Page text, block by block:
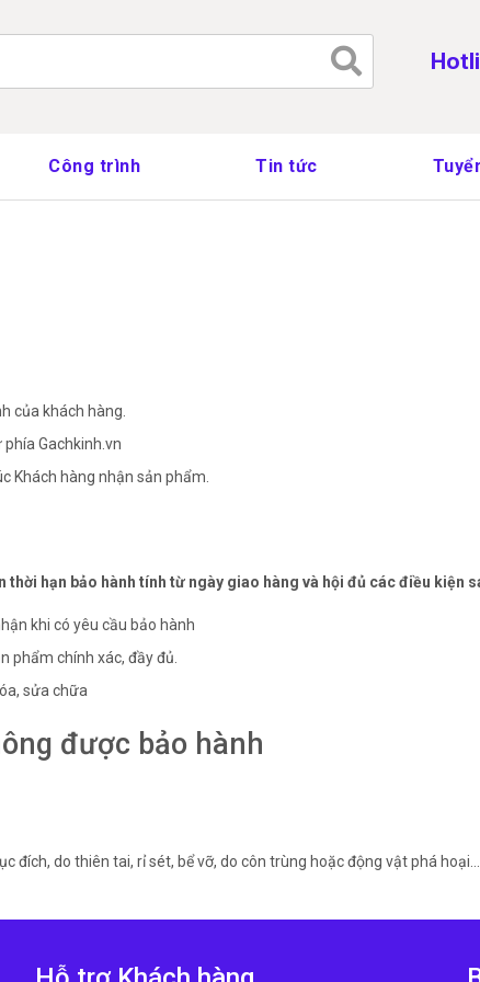
Công trình Tin tức
của khách hàng.
Gachkinh.vn
Khách hàng nhận sản phẩm.
hạn bảo hành tính từ ngày giao hàng và hội đủ các điều kiện
khi có yêu cầu bảo hành
phẩm chính xác, đầy đủ.
sửa chữa
được bảo hành
đích, do thiên tai, rỉ sét, bể vỡ, do côn trùng hoặc động vật phá hoại…